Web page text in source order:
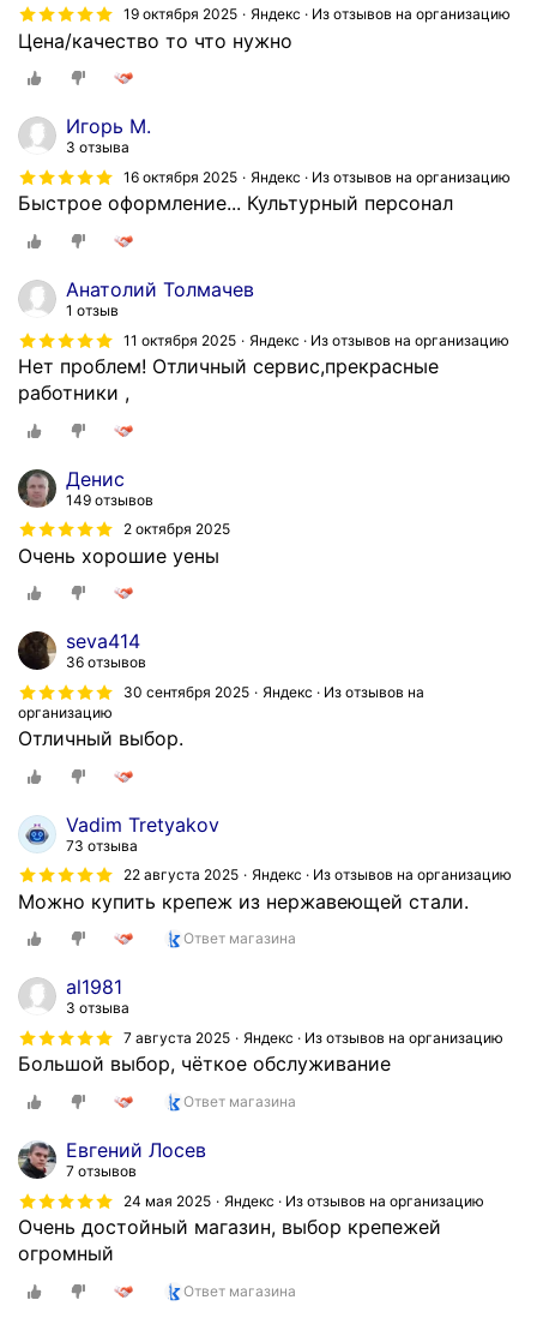
19 октября 2025 Яндекс · Из отзывов на организацию
Цена/качество то что нужно
Игорь М.
3 отзыва
16 октября 2025
Яндекс · Из отзывов на организацию
Быстрое оформление... Культурный персонал
Анатолий Толмачев
1 отзыв
11 октября 2025
Яндекс · Из отзывов на организацию
Нет проблем! Отличный сервис,прекрасные
работники ,
Денис
149 отзывов
2 октября 2025
Очень хорошие уены
seva414
36 отзывов
30 сентября 2025
Яндекс · Из отзывов на
организацию
Отличный выбор.
Vadim Tretyakov
73 отзыва
22 августа 2025
Яндекс · Из отзывов на организацию
Можно купить крепеж из нержавеющей стали.
Ответ магазина
al1981
3 отзыва
7 августа 2025
Яндекс · Из отзывов на организацию
Большой выбор, чёткое обслуживание
Ответ магазина
Евгений Лосев
7 отзывов
24 мая 2025
Яндекс · Из отзывов на организацию
Очень достойный магазин, выбор крепежей
огромный
Ответ магазина